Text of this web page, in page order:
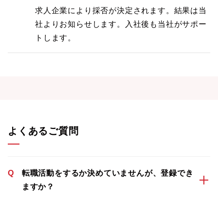
求人企業により採否が決定されます。結果は当
社よりお知らせします。入社後も当社がサポー
トします。
よくあるご質問
Q
転職活動をするか決めていませんが、登録でき
ますか？